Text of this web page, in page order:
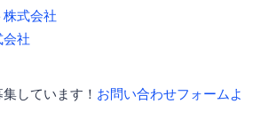
式会社
社
しています！ お問い合わせフォームよ